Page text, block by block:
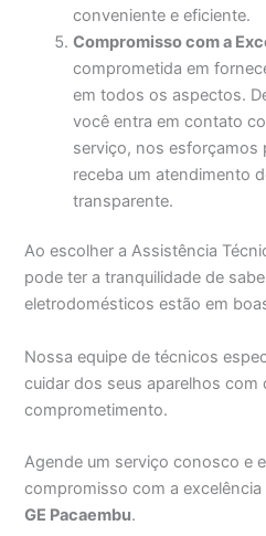
conveniente e eficiente.
Compromisso com a
comprometida em
em todos os aspectos.
você entra em contato
serviço, nos esforçamos
receba um atendimento
transparente.
Ao escolher a Assistência
pode ter a tranquilidade de
eletrodomésticos estão em
Nossa equipe de técnicos
cuidar dos seus aparelhos com
comprometimento.
Agende um serviço conosco e
compromisso com a
GE Pacaembu.